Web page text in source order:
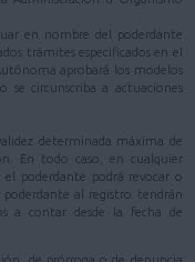
en nombre del poderdante
trámites especificados en el
aprobará los modelos
se circunscriba a actuaciones
determinada máxima de
En todo caso, en cualquier
poderdante podrá revocar o
poderdante al registro tendrán
a contar desde la fecha de